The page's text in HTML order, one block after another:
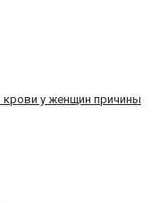
у женщин причины